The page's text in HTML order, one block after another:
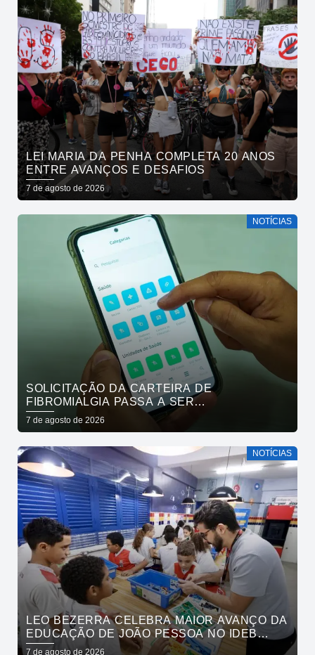
LEI MARIA DA PENHA COMPLETA 20 ANOS
ENTRE AVANÇOS E DESAFIOS
7 de agosto de 2026
NOTÍCIAS
SOLICITAÇÃO DA CARTEIRA DE
FIBROMIALGIA PASSA A SER
EXCLUSIVAMENTE PELO APLICATIVO JOÃO
7 de agosto de 2026
NOTÍCIAS
LEO BEZERRA CELEBRA MAIOR AVANÇO DA
EDUCAÇÃO DE JOÃO PESSOA NO IDEB
ENTRE CAPITAIS DO NORDESTE
7 de agosto de 2026